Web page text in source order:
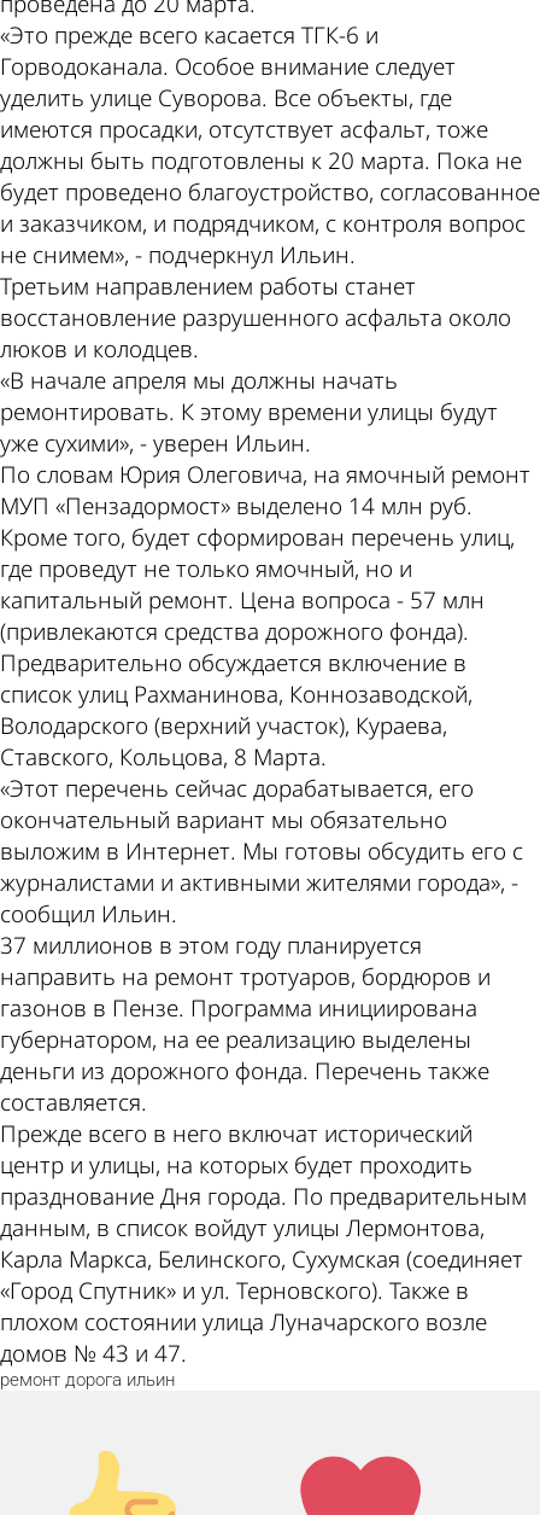
«Это прежде всего касается ТГК-6 и
Горводоканала. Особое внимание следует
уделить улице Суворова. Все объекты, где
имеются просадки, отсутствует асфальт, тоже
должны быть подготовлены к 20 марта. Пока не
будет проведено благоустройство, согласованное
и заказчиком, и подрядчиком, с контроля вопрос
не снимем», - подчеркнул Ильин.
Третьим направлением работы станет
восстановление разрушенного асфальта около
люков и колодцев.
«В начале апреля мы должны начать
ремонтировать. К этому времени улицы будут
уже сухими», - уверен Ильин.
По словам Юрия Олеговича, на ямочный ремонт
МУП «Пензадормост» выделено 14 млн руб.
Кроме того, будет сформирован перечень улиц,
где проведут не только ямочный, но и
капитальный ремонт. Цена вопроса - 57 млн
(привлекаются средства дорожного фонда).
Предварительно обсуждается включение в
список улиц Рахманинова, Коннозаводской,
Володарского (верхний участок), Кураева,
Ставского, Кольцова, 8 Марта.
«Этот перечень сейчас дорабатывается, его
окончательный вариант мы обязательно
выложим в Интернет. Мы готовы обсудить его с
журналистами и активными жителями города», -
сообщил Ильин.
37 миллионов в этом году планируется
направить на ремонт тротуаров, бордюров и
газонов в Пензе. Программа инициирована
губернатором, на ее реализацию выделены
деньги из дорожного фонда. Перечень также
составляется.
Прежде всего в него включат исторический
центр и улицы, на которых будет проходить
празднование Дня города. По предварительным
данным, в список войдут улицы Лермонтова,
Карла Маркса, Белинского, Сухумская (соединяет
«Город Спутник» и ул. Терновского). Также в
плохом состоянии улица Луначарского возле
домов № 43 и 47.
ремонт дорога ильин
Палец
вверх!
Лайк!